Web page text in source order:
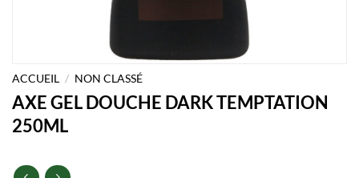
ACCUEIL / NON CLASSÉ
AXE GEL DOUCHE DARK TEMPTATION
250ML